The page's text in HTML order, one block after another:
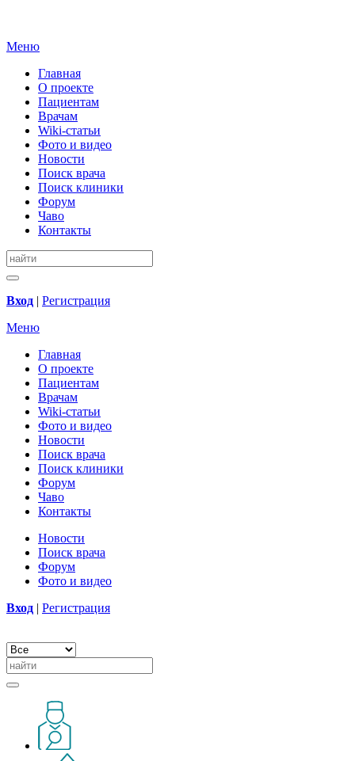
Меню
Главная
О проекте
Пациентам
Врачам
Wiki-статьи
Фото и видео
Новости
Поиск врача
Поиск клиники
Форум
Чаво
Контакты
Вход | Регистрация
Меню
Главная
О проекте
Пациентам
Врачам
Wiki-статьи
Фото и видео
Новости
Поиск врача
Поиск клиники
Форум
Чаво
Контакты
Новости
Поиск врача
Форум
Фото и видео
Вход | Регистрация